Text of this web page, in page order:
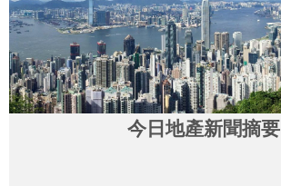
今日地產新聞摘要